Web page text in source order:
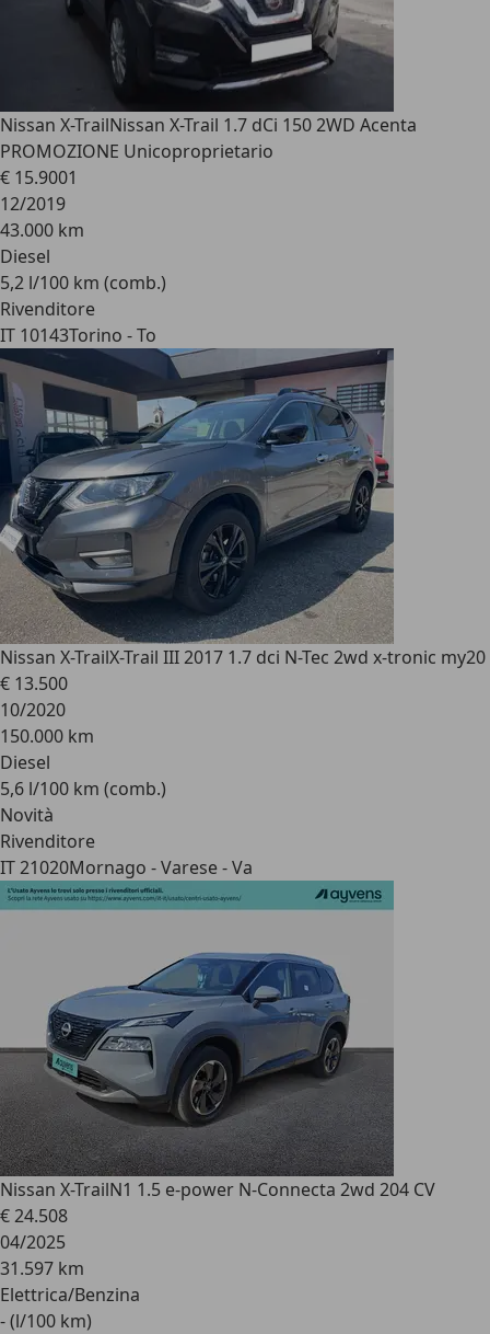
Nissan X-TrailNissan X-Trail 1.7 dCi 150 2WD Acenta
PROMOZIONE Unicoproprietario
€ 15.9001
12/2019
43.000 km
Diesel
5,2 l/100 km (comb.)
Rivenditore
IT 10143Torino - To
Nissan X-TrailX-Trail III 2017 1.7 dci N-Tec 2wd x-tronic my20
€ 13.500
10/2020
150.000 km
Diesel
5,6 l/100 km (comb.)
Novità
Rivenditore
IT 21020Mornago - Varese - Va
Nissan X-TrailN1 1.5 e-power N-Connecta 2wd 204 CV
€ 24.508
04/2025
31.597 km
Elettrica/Benzina
- (l/100 km)